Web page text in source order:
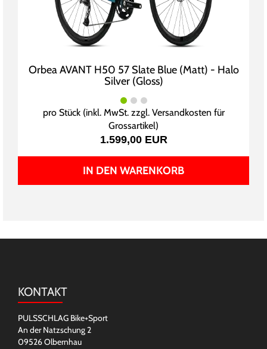
Orbea AVANT H50 57 Slate Blue (Matt) - Halo
Silver (Gloss)
pro Stück (inkl. MwSt. zzgl. Versandkosten für
Grossartikel)
1.599,00 EUR
IN DEN WARENKORB
KONTAKT
PULSSCHLAG Bike+Sport
An der Natzschung 2
09526 Olbernhau